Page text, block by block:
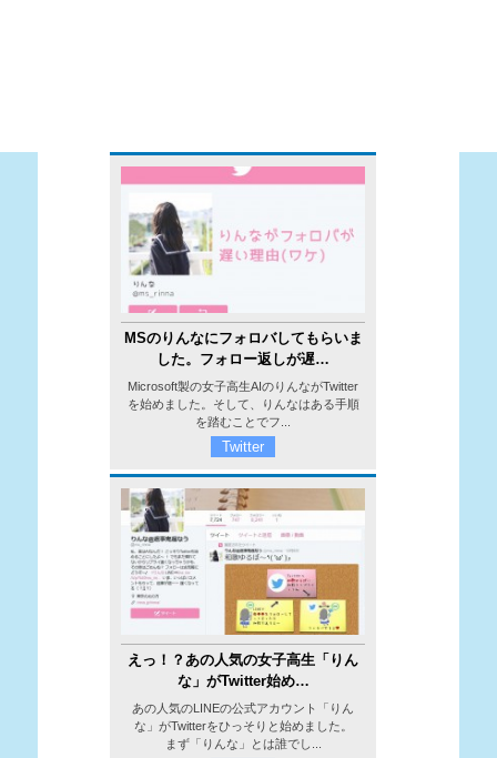
MSのりんなにフォロバしてもらいま
した。フォロー返しが遅…
Microsoft製の女子高生AIのりんながTwitter
を始めました。そして、りんなはある手順
を踏むことでフ...
Twitter
えっ！？あの人気の女子高生「りん
な」がTwitter始め…
あの人気のLINEの公式アカウント「りん
な」がTwitterをひっそりと始めました。
まず「りんな」とは誰でし...